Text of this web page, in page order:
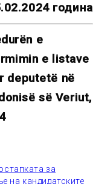
година
e
e listave
deputetë në
së Veriut,
за
на кандидатските